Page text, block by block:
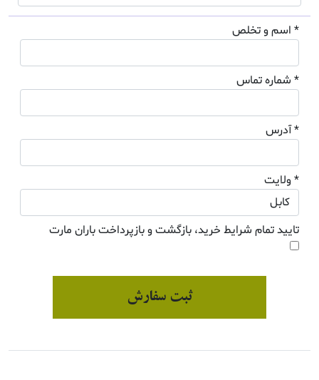
* اسم و تخلص
* شماره تماس
* آدرس
* ولایت
تایید تمام شرایط خرید، بازگشت و بازپرداخت باران مارت
ثبت سفارش